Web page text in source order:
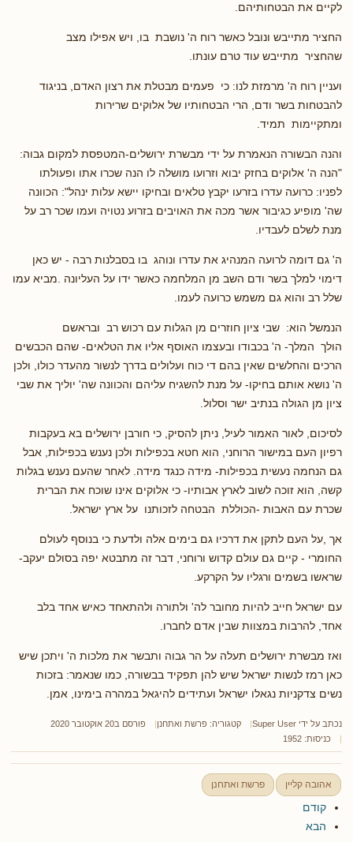
לקיים את הבטחותיהם.
החציר מתייבש ונובל כאשר רוח ה' נושבת בו, ויש אפילו מצב
שהחציר מתייבש עוד טרם עונתו.
ועניין רוח ה' מרמזת לנו: כי פעמים מבטלת את רצון האדם, בניגוד
להבטחות בשר ודם, הרי הבטחותיו של אלוקים שרירות
ומתקיימות תמיד.
והנה הבשורה הנאמרת על ידי מבשרת ירושלים-המטפסת למקום גבוה:
"הנה ה' אלוקים בחזק יבוא וזרועו מושלה לו הנה שכרו אתו ופעולתו
לפניו: כרועה עדרו בזרעו יקבץ טלאים ובחיקו יישא עלות ינהל": הכוונה
שה' מופיע כגיבור אשר מכה את האויבים בזרוע נטויה ועמו שכר רב על
מנת לשלם לעבדיו.
ה' גם דומה לרועה המנהיג את עדרו ונוהג בו בסבלנות רבה - יש כאן
דימוי למלך בשר ודם השב מן המלחמה כאשר ידו על העליונה .מביא עמו
שלל רב והוא גם משמש כרועה לעמו.
הנמשל הוא: שבי ציון חוזרים מן הגלות עם רכוש רב ובראשם
הולך המלך- ה' בכבודו ובעצמו האוסף אליו את הטלאים- שהם הכבשים
הרכים והחלשים שאין בהם די כוח ועלולים בדרך לנשור מהעדר כולו, ולכן
ה' נושא אותם בחיקו- על מנת להשגיח עליהם והכוונה שה' יוליך את שבי
ציון מן הגולה בנתיב ישר וסלול.
לסיכום, לאור האמור לעיל, ניתן להסיק, כי חורבן ירושלים בא בעקבות
רפיון העם במישור הרוחני, הוא חטא בכפילות ולכן נענש בכפילות, אבל
גם הנחמה נעשית בכפילות- מידה כנגד מידה. לאחר שהעם נענש בגלות
קשה, הוא זוכה לשוב לארץ אבותיו- כי אלוקים אינו שוכח את הברית
שכרת עם האבות -הכוללת הבטחה לזכותנו על ארץ ישראל.
אך ,על העם לתקן את דרכיו גם בימים אלה ולדעת כי בנוסף לעולם
החומרי - קיים גם עולם קדוש ורוחני, דבר זה מתבטא יפה בסולם יעקב-
שראשו בשמים ורגליו על הקרקע.
עם ישראל חייב להיות מחובר לה' ולתורה ולהתאחד כאיש אחד בלב
אחד, להרבות במצוות שבין אדם לחברו.
ואז מבשרת ירושלים תעלה על הר גבוה ותבשר את מלכות ה' ויתכן שיש
כאן רמז לנשות ישראל שיש להן תפקיד בבשורה, כמו שנאמר: בזכות
נשים צדקניות נגאלו ישראל ועתידים להיגאל במהרה בימינו, אמן.
נכתב על ידי Super User קטגוריה: פרשת ואתחנן
פורסם ב20 אוקטובר 2020
כניסות: 1952
אהובה קליין פרשת ואתחנן
קודם
הבא